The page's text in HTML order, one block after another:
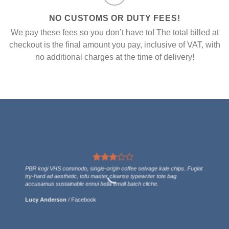
NO CUSTOMS OR DUTY FEES!
We pay these fees so you don’t have to! The total billed at
checkout is the final amount you pay, inclusive of VAT, with
no additional charges at the time of delivery!
PBR kogi VHS commodo, single-origin coffee selvage kale chips. Fugiat
try-hard ad aesthetic, tofu master cleanse typewriter tote bag
accusamus sustainable ennui hella small batch cliche.
Lucy Anderson / Facebook